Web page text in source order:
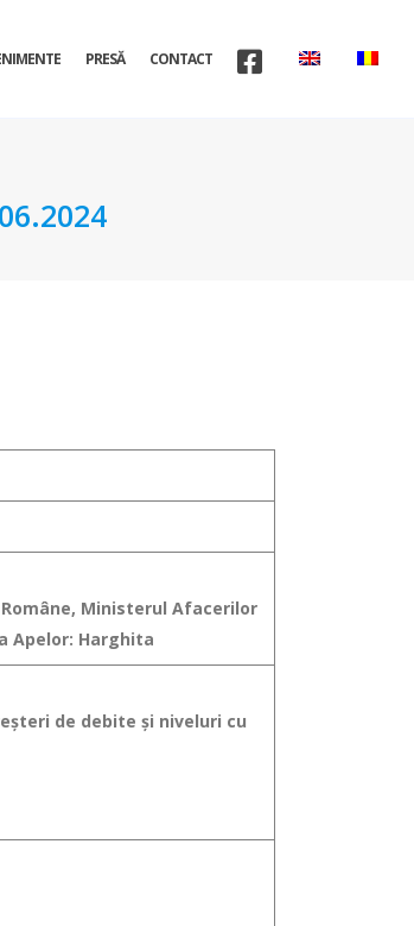
PRESĂ CONTACT
Ministerul Afacerilor
Apelor: Harghita
de debite şi niveluri cu